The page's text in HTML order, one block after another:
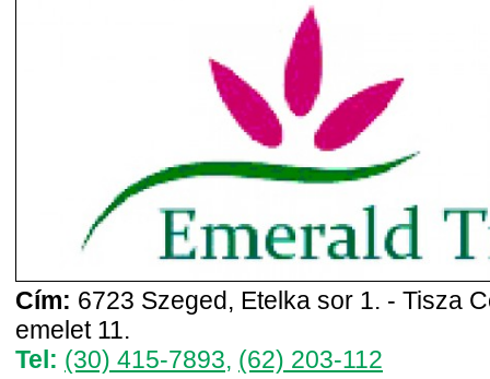
Cím: 6723 Szeged, Etelka sor 1. - Tisza
emelet 11.
Tel: (30) 415-7893, (62) 203-112